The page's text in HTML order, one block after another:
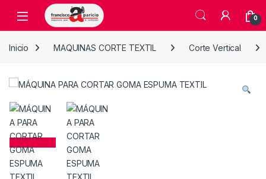
Skip to navigation
Skip to content
Open 0
Inicio MAQUINAS CORTE TEXTIL Corte Vertical